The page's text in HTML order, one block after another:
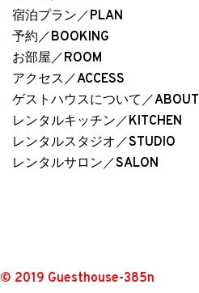
宿泊プラン／PLAN
予約／BOOKING
お部屋／ROOM
アクセス／ACCESS
ゲストハウスについて／ABOUT
レンタルキッチン／KITCHEN
レンタルスタジオ／STUDIO
レンタルサロン／SALON
© 2019 Guesthouse-385n